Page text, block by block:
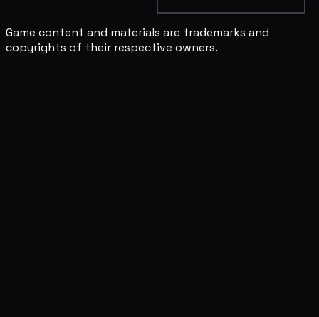
Game content and materials are trademarks and
copyrights of their respective owners.